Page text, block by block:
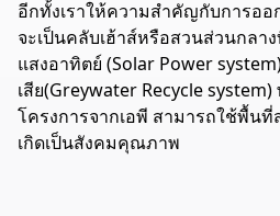
อีกทั้งเราให้ความสำคัญกับการอ
จะเป็นคลับเฮ้าส์หรือสวนส่วนกลา
แสงอาทิตย์ (Solar Power
เสีย(Greywater Recycle
โครงการจากเอพี สามารถใช้พื้น
เกิดเป็นสังคมคุณภาพ